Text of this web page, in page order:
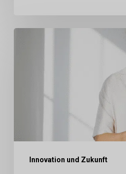
Funktionen
Innovation und Zukunft